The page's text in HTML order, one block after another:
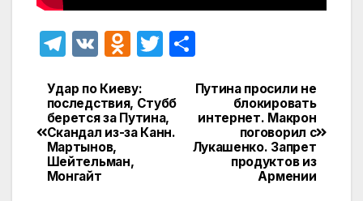
T
e
gr
a
m
V
O
n
o
kl
a
T
itt
er
п
р
а
Навигация
по
записям
Путина просили не
блокировать
интернет. Макрон
поговорил с
Лукашенко. Запрет
продуктов из
Армении
Удар по Киеву:
последствия, Стубб
берется за Путина,
Скандал из-за Канн.
Мартынов,
Шейтельман,
Монгайт